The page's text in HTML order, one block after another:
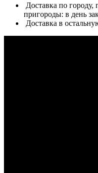
Доставка по городу,
пригороды: в день
Доставка в